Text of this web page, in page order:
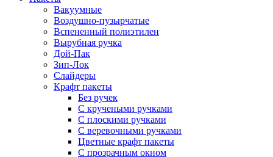
Вакуумные
Воздушно-пузырчатые
Вспененный полиэтилен
Вырубная ручка
Дой-Пак
Зип-Лок
Слайдеры
Крафт пакеты
Без ручек
С кручеными ручками
С плоскими ручками
С веревочными ручками
Цветные крафт пакеты
С прозрачным окном